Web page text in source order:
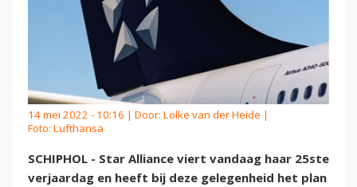
14 mei 2022 - 10:16 | Door: Lolke van der Heide |
Foto: Lufthansa
SCHIPHOL - Star Alliance viert vandaag haar 25ste
verjaardag en heeft bij deze gelegenheid het plan